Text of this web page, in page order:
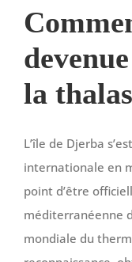
la
L’île de Djerba
internationale en
point d’être
méditerranéenne
mondiale du